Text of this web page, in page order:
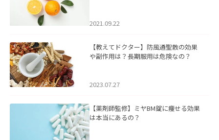
2021.09.22
【教えてドクター】防風通聖散の効果
や副作用は？長期服用は危険なの？
2023.07.27
【薬剤師監修】ミヤBM錠に痩せる効果
は本当にあるの？